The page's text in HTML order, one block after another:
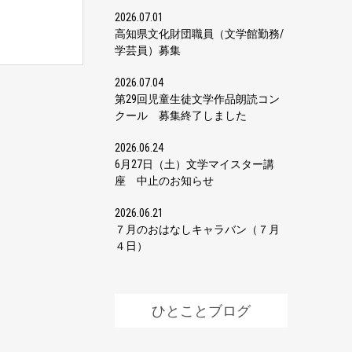
2026.07.01
高知県文化財団職員（文学館勤務/
学芸員）募集
2026.07.04
第29回児童生徒文学作品朗読コン
クール 募集終了しました
2026.06.24
6月27日（土）文学マイスター講
座 中止のお知らせ
2026.06.21
７月のおはなしキャラバン（７月
４日）
ひとことブログ